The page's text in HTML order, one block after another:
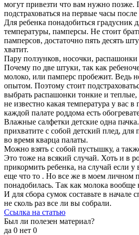
могут привезти что вам нужно позже.
подстраховаться на первые часы после
Для ребенка понадобиться градусник
температуры, памперсы. Не стоит
памперсов, достаточно пять десять
хватит.
Пару ползунков, носочки,
Почему по две штуки, так как
молоко, или памперс пробежит. Ведь
опытом. Поэтому стоит
выбрать распашонки тонкие и
не известно какая температура у вас в
каждой палате роддома есть
Влажные салфетки детские одна
прихватите с собой детский плед, для
во время кварца палаты.
Можно взять с собой пустышку, а
Это тоже на всякий случай. Хоть и в
прикормить ребенка, на случай если у
еще что то . Но все же в моем личном
понадобилась. Так как молока вообще
И для сбора сумок составьте в начале
не сколь раз все ли вы собрали.
Ссылка на статью
Был ли полезен материал?
да 0 нет 0